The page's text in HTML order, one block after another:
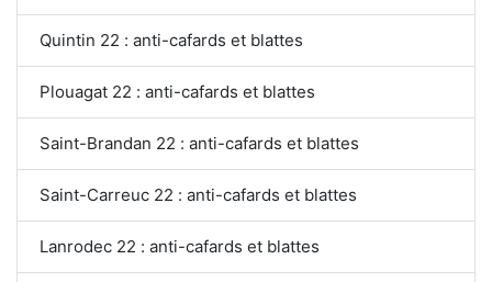
Quintin 22 : anti-cafards et blattes
Plouagat 22 : anti-cafards et blattes
Saint-Brandan 22 : anti-cafards et blattes
Saint-Carreuc 22 : anti-cafards et blattes
Lanrodec 22 : anti-cafards et blattes